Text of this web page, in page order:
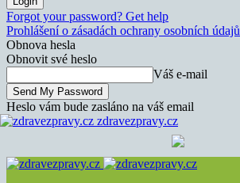
Forgot your password? Get help
Prohlášení o zásadách ochrany osobních údajů
Obnova hesla
Obnovit své heslo
Váš e-mail
Heslo vám bude zasláno na váš email
zdravezpravy.cz